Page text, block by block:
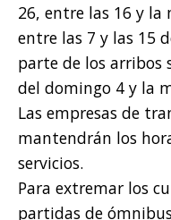
26, entre las 16 y la
entre las 7 y las 15
parte de los arribos
del domingo 4 y la
Las empresas de
mantendrán los
servicios.
Para extremar los
partidas de